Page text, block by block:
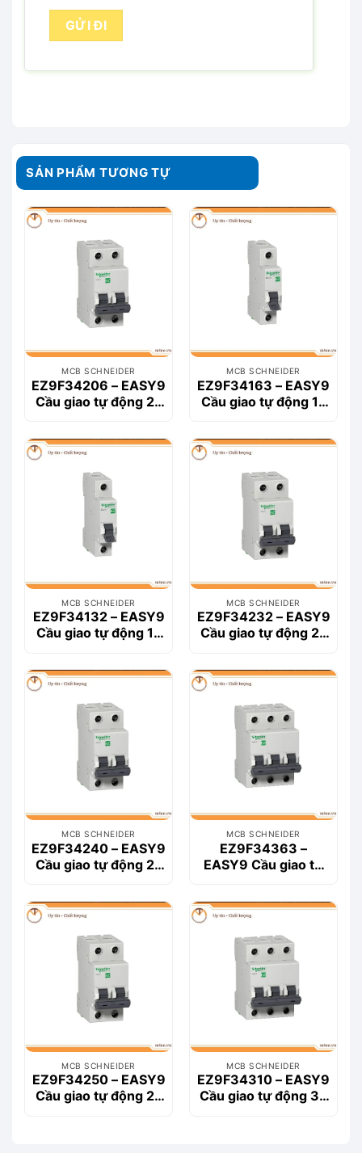
SẢN PHẨM TƯƠNG TỰ
MCB SCHNEIDER
EZ9F34206 – EASY9
Cầu giao tự động 2P
MCB SCHNEIDER
EZ9F34163 – EASY9
Cầu giao tự động 1P
MCB SCHNEIDER
EZ9F34132 – EASY9
Cầu giao tự động 1P
MCB SCHNEIDER
EZ9F34232 – EASY9
Cầu giao tự động 2P
MCB SCHNEIDER
EZ9F34240 – EASY9
Cầu giao tự động 2P
MCB SCHNEIDER
EZ9F34363 –
EASY9 Cầu giao tự
MCB SCHNEIDER
EZ9F34250 – EASY9
Cầu giao tự động 2P
MCB SCHNEIDER
EZ9F34310 – EASY9
Cầu giao tự động 3P